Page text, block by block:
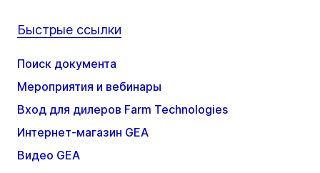
Быстрые ссылки
Поиск документа
Мероприятия и вебинары
Вход для дилеров Farm Technologies
Интернет-магазин GEA
Видео GEA